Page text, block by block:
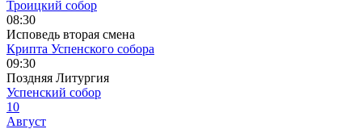
Троицкий собор
08:30
Исповедь вторая смена
Крипта Успенского собора
09:30
Поздняя Литургия
Успенский собор
10
Август